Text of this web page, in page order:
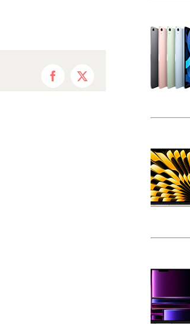
Facebook
X